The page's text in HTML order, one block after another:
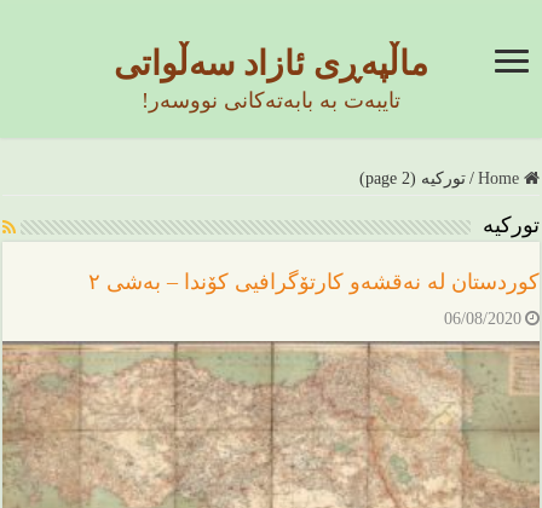
ماڵپەڕی ئازاد سەڵواتی
تایبەت بە بابەتەکانی نووسەر!
Home
/ تورکیە (page 2)
تورکیە
کوردستان لە نەقشەو کارتۆگرافیی کۆندا – بەشی ٢
06/08/2020